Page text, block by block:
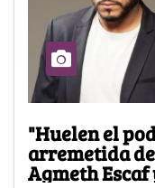
"Huelen el
arremetida
Agmeth Escaf